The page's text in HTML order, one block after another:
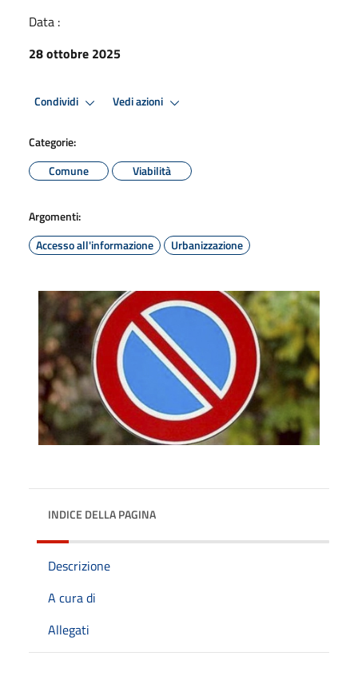
Data :
28 ottobre 2025
Condividi Vedi azioni
Categorie:
Comune
Viabilità
Argomenti:
Accesso all'informazione
Urbanizzazione
INDICE DELLA PAGINA
Descrizione
A cura di
Allegati